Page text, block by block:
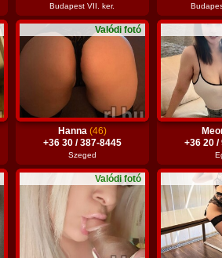
Budapest VII. ker.
Valódi fotó
Hanna (46)
+36 30 / 387-8445
Szeged
+36 20 /
Valódi fotó